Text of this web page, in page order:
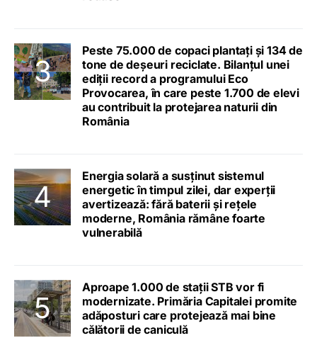
Peste 75.000 de copaci plantați și 134 de
tone de deșeuri reciclate. Bilanțul unei
ediții record a programului Eco
Provocarea, în care peste 1.700 de elevi
au contribuit la protejarea naturii din
România
Energia solară a susținut sistemul
energetic în timpul zilei, dar experții
avertizează: fără baterii și rețele
moderne, România rămâne foarte
vulnerabilă
Aproape 1.000 de stații STB vor fi
modernizate. Primăria Capitalei promite
adăposturi care protejează mai bine
călătorii de caniculă